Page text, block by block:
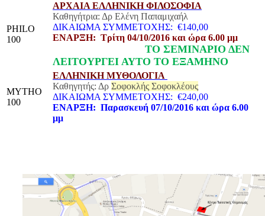
PHILO
100
ΑΡΧΑΙΑ ΕΛΛΗΝΙΚΗ ΦΙΛΟΣΟΦΙΑ
Καθηγήτρια: Δρ Ελένη Παπαμιχαήλ
ΔΙΚΑΙΩΜΑ ΣΥΜΜΕΤΟΧΗΣ: €140,00
ΕΝΑΡΞΗ: Τρίτη 04/10/2016 και ώρα 6.00 μμ
ΤΟ ΣΕΜΙΝΑΡΙΟ ΔΕΝ
ΛΕΙΤΟΥΡΓΕΙ ΑΥΤΟ ΤΟ ΕΞΑΜΗΝΟ
MYTHO
100
ΕΛΛΗΝΙΚΗ ΜΥΘΟΛΟΓΙΑ
Καθηγητής: Δρ Σοφοκλής Σοφοκλέους
ΔΙΚΑΙΩΜΑ ΣΥΜΜΕΤΟΧΗΣ: €240,00
ΕΝΑΡΞΗ: Παρασκευή 07/10/2016 και ώρα 6.00
μμ